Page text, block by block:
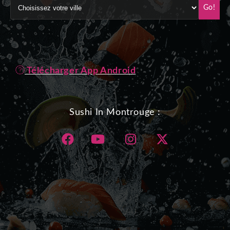
Go!
Télécharger App Android
Sushi In Montrouge :